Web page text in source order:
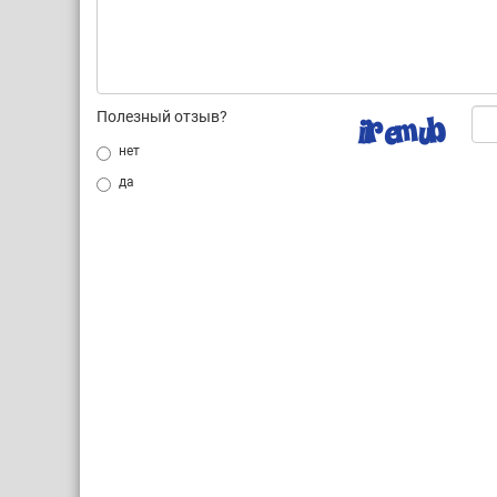
Полезный отзыв?
нет
да